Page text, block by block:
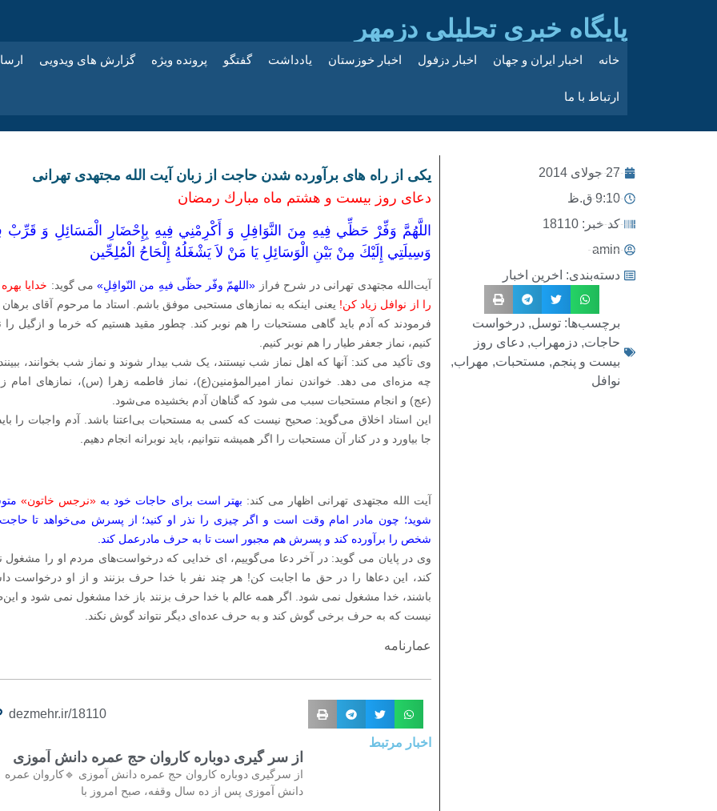
پایگاه خبری تحلیلی دزمهر
خانه اخبار ایران و جهان اخبار دزفول اخبار خوزستان یادداشت گفتگو پرونده ویژه گزارش های ویدویی
ارتباط با ما
27 جولای 2014
9:10 ق.ظ
کد خبر: 18110
amin
دسته‌بندی: اخرین اخبار
برچسب‌ها: توسل, درخواست
حاجات, دزمهراب, دعای روز
بیست و پنجم, مستحبات, مهراب,
نوافل
یکی از راه های برآورده شدن حاجت از زبان آیت‌ الله مجتهدی تهرانی
دعای روز بيست و هشتم ماه مبارك رمضان
اللَّهُمَّ وَفِّرْ حَظِّي فِيهِ مِنَ النَّوَافِلِ وَ أَكْرِمْنِي فِيهِ بِإِحْضَارِ الْمَسَائِلِ‏ وَ قَرِّبْ
وَسِيلَتِي إِلَيْكَ مِنْ بَيْنِ الْوَسَائِلِ يَا مَنْ لاَ يَشْغَلُهُ إِلْحَاحُ الْمُلِحِّين‏
آیت‌الله مجتهدی تهرانی در شرح فراز «اللهمّ وفّر حظّی فیهِ من النّوافِلِ»می‌ گوید: خدایا
را از نوافل زیاد کن! یعنی اینکه به نمازهای مستحبی موفق باشم. استاد ما مرحوم آقای
فرمودند که آدم باید گاهی مستحبات را هم نوبر کند. چطور مقید هستیم که خرما و ازگیل را
کنیم، نماز جعفر طیار را هم نوبر کنیم.
وی تأکید می‌ کند: آنها که اهل نماز شب نیستند، یک شب بیدار شوند و نماز شب بخوانند،
چه مزه‌ای می‌ دهد. خواندن نماز امیرالمؤمنین(ع)، نماز فاطمه زهرا (س)، نمازهای امام
(عج) و انجام مستحبات سبب می‌ شود که گناهان آدم بخشیده می‌شود.
این استاد اخلاق می‌گوید: صحیح نیست که کسی به مستحبات بی‌اعتنا باشد. آدم واجبات را
جا بیاورد و در کنار آن مستحبات را اگر همیشه نتوانیم، باید نوبرانه انجام دهیم.
آیت‌ الله مجتهدی تهرانی اظهار می‌ کند: بهتر است برای حاجات خود به «نرجس‌ خاتون»
شوید؛ چون مادر امام وقت است و اگر چیزی را نذر او کنید؛ از پسرش می‌خواهد تا
شخص را برآورده کند و پسرش هم مجبور است تا به حرف مادرعمل کند.
وی در پایان می‌ گوید: در آخر دعا می‌گوییم، ای خدایی که درخواست‌های مردم او را مشغول
کند، این دعاها را در حق ما اجابت کن! هر چند نفر با خدا حرف بزنند و از او درخواست
باشند، خدا مشغول نمی‌ شود. اگر همه عالم با خدا حرف بزنند باز خدا مشغول نمی‌ شود و
نیست که به حرف برخی گوش کند و به حرف عده‌ای دیگر نتواند گوش نکند.
عمارنامه
dezmehr.ir/18110
اخبار مرتبط
از سر گیری دوباره کاروان حج عمره دانش آموزی
از سرگیری دوباره کاروان حج عمره دانش آموزی 🔹کاروان عمره
دانش آموزی پس از ده سال وقفه، صبح امروز با